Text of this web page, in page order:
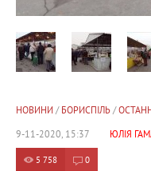
НОВИНИ/ БОРИСПІЛЬ/
9-11-2020, 15:37
ЮЛІЯ
5 758 0